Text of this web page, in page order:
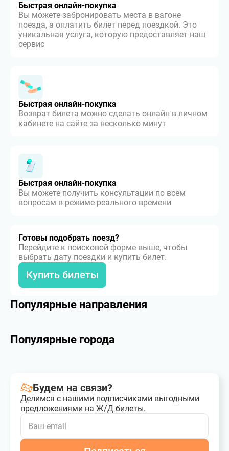
Быстрая онлайн-покупка
Вы можете забронировать места в вагоне
поезда, а оплатить билет перед поездкой. Это
уникальная услуга, которую предоставляет наш
сервис
Быстрая онлайн-покупка
Возврат билета можно сделать онлайн в личном
кабинете на сайте за несколько минут
Быстрая онлайн-покупка
Вы можете получить консультации по всем
вопросам в режиме реального времени
Готовы подобрать поезд?
Перейдите к поисковой форме выше, чтобы
выбрать дату поездки и купить билет.
Купить билеты
Популярные направления
Популярные города
Будем на связи?
Делимся с нашими подписчиками выгодными
предложениями на Ж/Д билеты.